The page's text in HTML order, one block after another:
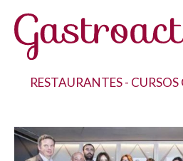
RESTAURANTES-